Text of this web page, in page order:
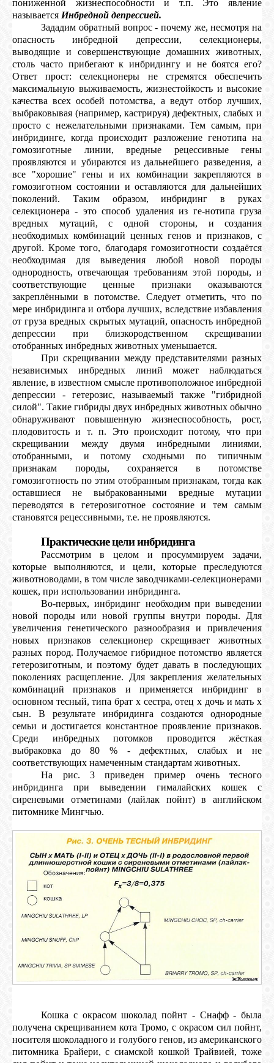
пониженной жизнеспособности и т.п. Это явление
называется Инбредной депрессией.
Зададим обратный вопрос - почему же, несмотря на
опасность инбредной депрессии, селекционеры,
выводящие и совершенствующие домашних животных,
столь часто прибегают к инбридингу и не боятся его?
Ответ прост: селекционеры не стремятся обеспечить
максимальную выживаемость, жизнестойкость и высокие
качества всех особей потомства, а ведут отбор лучших,
выбраковывая (например, кастрируя) дефектных, слабых и
просто с нежелательными признаками. Тем самым, при
инбридинге, когда происходит разложение генотипа на
гомозиготные линии, вредные рецессивные гены
проявляются и убираются из дальнейшего разведения, а
все "хорошие" гены и их комбинации закрепляются в
гомозиготном состоянии и оставляются для дальнейших
поколений. Таким образом, инбридинг в руках
селекционера - это способ удаления из ге-нотипа груза
вредных мутаций, с одной стороны, и создания
необходимых комбинаций ценных генов и признаков, с
другой. Кроме того, благодаря гомозиготности создаётся
необходимая для выведения любой новой породы
однородность, отвечающая требованиям этой породы, и
соответствующие ценные признаки оказываются
закреплёнными в потомстве. Следует отметить, что по
мере инбридинга и отбора лучших, вследствие избавления
от груза вредных скрытых мутаций, опасность инбредной
депрессии при близкородственном скрещивании
отобранных инбредных животных уменьшается.
При скрещивании между представителями разных
независимых инбредных линий может наблюдаться
явление, в известном смысле противоположное инбредной
депрессии - гетерозис, называемый также "гибридной
силой". Такие гибриды двух инбредных животных обычно
обнаруживают повышенную жизнеспособность, рост,
плодовитость и т. п. Это происходит потому, что при
скрещивании между двумя инбредными линиями,
отобранными, и потому сходными по типичным
признакам породы, сохраняется в потомстве
гомозиготность по этим отобранным признакам, тогда как
оставшиеся не выбракованными вредные мутации
переводятся в гетерозиготное состояние и тем самым
становятся рецессивными, т.е. не проявляются.
Практические цели инбридинга
Рассмотрим в целом и просуммируем задачи,
которые выполняются, и цели, которые преследуются
животноводами, в том числе заводчиками-селекционерами
кошек, при использовании инбридинга.
Во-первых, инбридинг необходим при выведении
новой породы или новой группы внутри породы. Для
увеличения генетического разнообразия и привлечения
новых признаков селекционер скрещивает животных
разных пород. Получаемое гибридное потомство является
гетерозиготным, и поэтому будет давать в последующих
поколениях расщепление. Для закрепления желательных
комбинаций признаков и применяется инбридинг в
основном тесный, типа брат х сестра, отец х дочь и мать х
сын. В результате инбридинга создаются однородные
семьи и достигается константное проявление признаков.
Среди инбредных потомков проводится жёсткая
выбраковка до 80 % - дефектных, слабых и не
соответствующих намеченным стандартам животных.
На рис. 3 приведен пример очень тесного
инбридинга при выведении гималайских кошек с
сиреневыми отметинами (лайлак пойнт) в английском
питомнике Мингчью.
Кошка с окрасом шоколад пойнт - Снафф - была
получена скрещиванием кота Тромо, с окрасом сил пойнт,
носителя шоколадного и голубого генов, из американского
питомника Брайери, с сиамской кошкой Трайвией, тоже